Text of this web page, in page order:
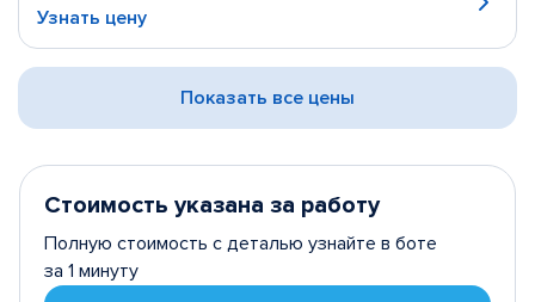
Узнать цену
Показать все цены
Стоимость указана за работу
Полную стоимость с деталью узнайте в боте
за 1 минуту